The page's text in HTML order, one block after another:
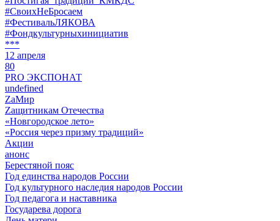
#СвоихНеБросаем
#ФестивальЛЯКОВА
#Фондкультурныхинициатив
***
12 апреля
80
PRO ЭКСПОНАТ
undefined
ZaМир
Zащитникам Отечества
«Новгородское лето»
«Россия через призму традиций»
Акции
анонс
Берестяной пояс
Год единства народов России
Год культурного наследия народов России
Год педагога и наставника
Государева дорога